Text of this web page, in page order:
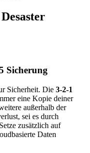
Sicherung
Sicherheit. Die 3-2-1
eine Kopie deiner
außerhalb der
sei es durch
zusätzlich auf
Daten